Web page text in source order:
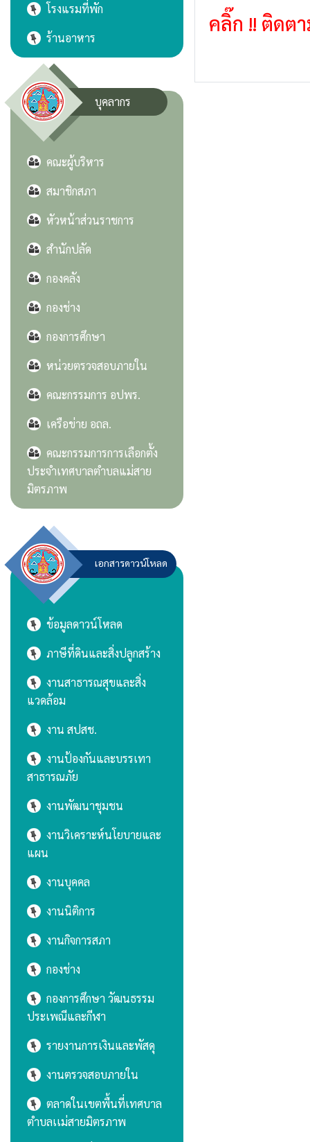
โรงแรมที่พัก
ร้านอาหาร
บุคลากร
คณะผู้บริหาร
สมาชิกสภา
หัวหน้าส่วนราชการ
สำนักปลัด
กองคลัง
กองช่าง
กองการศึกษา
หน่วยตรวจสอบภายใน
คณะกรรมการ อปพร.
เครือข่าย อถล.
คณะกรรมการการเลือกตั้ง
ประจำเทศบาลตำบลแม่สาย
มิตรภาพ
เอกสารดาวน์โหลด
ข้อมูลดาวน์โหลด
ภาษีที่ดินและสิ่งปลูกสร้าง
งานสาธารณสุขและสิ่ง
แวดล้อม
งาน สปสช.
งานป้องกันและบรรเทา
สาธารณภัย
งานพัฒนาชุมชน
งานวิเคราะห์นโยบายและ
แผน
งานบุคคล
งานนิติการ
งานกิจการสภา
กองช่าง
กองการศึกษา วัฒนธรรม
ประเพณีและกีฬา
รายงานการเงินและพัสดุ
งานตรวจสอบภายใน
ตลาดในเขตพื้นที่เทศบาล
ตำบลเเม่สายมิตรภาพ
คลิ๊ก !! ติดต